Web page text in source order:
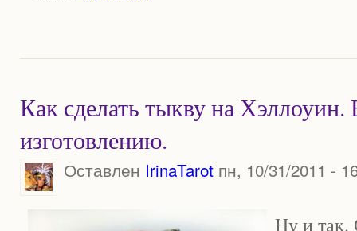
Как сделать тыкву на
изготовлению.
Оставлен IrinaTarotпн, 10/31/2011 -
Ну и так.